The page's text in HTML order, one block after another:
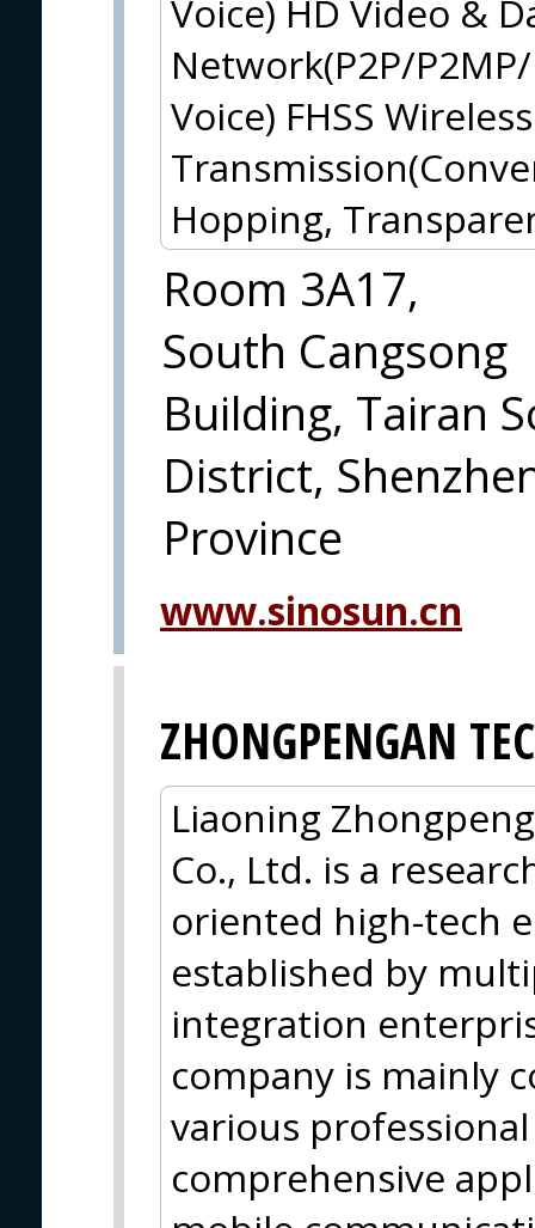
Voice) HD Video &
Network(P2P/
Voice) FHSS
Hopping,
Room 3A17,
South Cangsong
Building, Tairan
District,
Province
www.sinosun.cn
ZHONGPENGAN
Liaoning
Co., Ltd. is a
oriented high-tech
established by
integration
company is mainly
various
comprehensive